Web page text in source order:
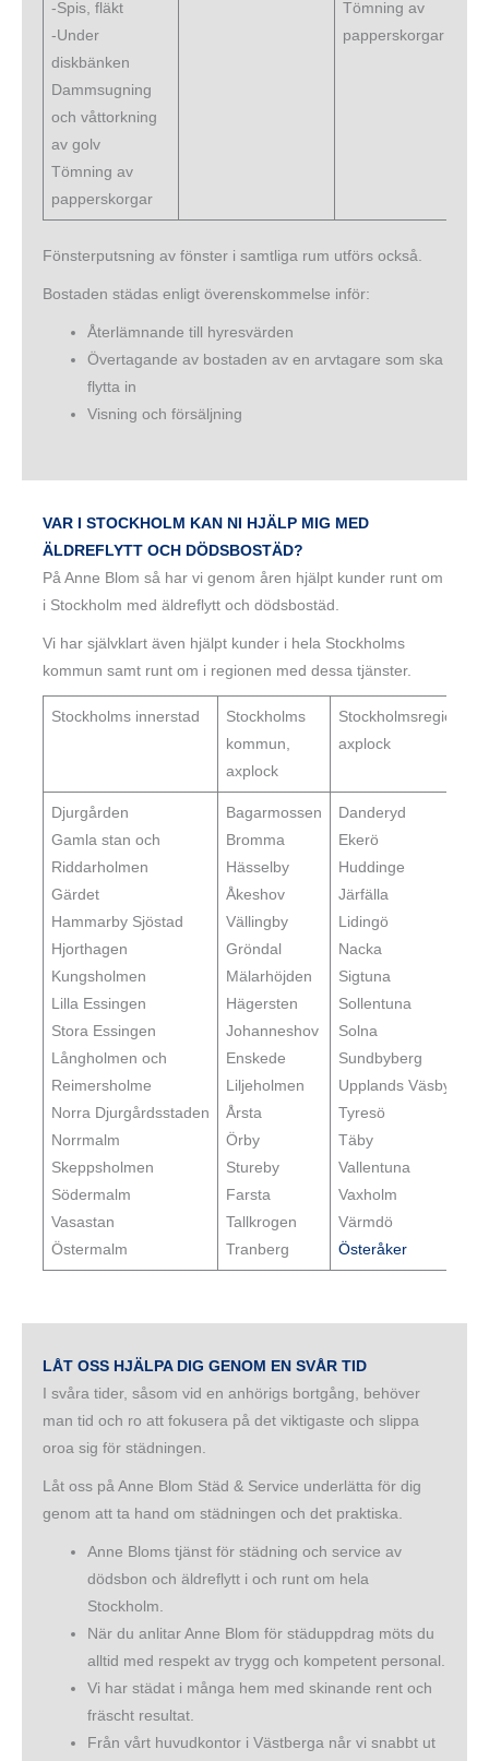
-Spis, fläkt
-Under
diskbänken
Dammsugning
och våttorkning
av golv
Tömning av
papperskorgar
Tömning av
papperskorgar
Fönsterputsning av fönster i samtliga rum utförs också.
Bostaden städas enligt överenskommelse inför:
Återlämnande till hyresvärden
Övertagande av bostaden av en arvtagare som ska
flytta in
Visning och försäljning
VAR I STOCKHOLM KAN NI HJÄLP MIG MED
ÄLDREFLYTT OCH DÖDSBOSTÄD?
På Anne Blom så har vi genom åren hjälpt kunder runt om
i Stockholm med äldreflytt och dödsbostäd.
Vi har självklart även hjälpt kunder i hela Stockholms
kommun samt runt om i regionen med dessa tjänster.
Stockholms innerstad
Stockholms
kommun,
axplock
Stockholmsregionen,
axplock
Djurgården‎
Gamla stan‎ och
Riddarholmen‎
Gärdet‎
Hammarby Sjöstad
Hjorthagen‎
Kungsholmen‎
Lilla Essingen‎
Stora Essingen‎
Långholmen‎ och
Reimersholme
Norra Djurgårdsstaden‎
Norrmalm‎
Skeppsholmen‎
Södermalm‎
Vasastan‎
Östermalm‎
Bagarmossen
Bromma
Hässelby
Åkeshov
Vällingby
Gröndal
Mälarhöjden
Hägersten
Johanneshov
Enskede
Liljeholmen
Årsta
Örby
Stureby
Farsta
Tallkrogen
Tranberg
Danderyd
Ekerö
Huddinge
Järfälla
Lidingö
Nacka
Sigtuna
Sollentuna
Solna
Sundbyberg
Upplands Väsby
Tyresö
Täby
Vallentuna
Vaxholm
Värmdö
Österåker
LÅT OSS HJÄLPA DIG GENOM EN SVÅR TID
I svåra tider, såsom vid en anhörigs bortgång, behöver
man tid och ro att fokusera på det viktigaste och slippa
oroa sig för städningen.
Låt oss på Anne Blom Städ & Service underlätta för dig
genom att ta hand om städningen och det praktiska.
Anne Bloms tjänst för städning och service av
dödsbon och äldreflytt i och runt om hela
Stockholm.
När du anlitar Anne Blom för städuppdrag möts du
alltid med respekt av trygg och kompetent personal.
Vi har städat i många hem med skinande rent och
fräscht resultat.
Från vårt huvudkontor i Västberga når vi snabbt ut